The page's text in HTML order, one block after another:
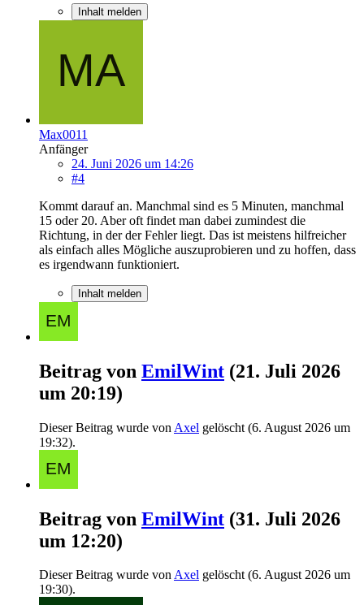
Inhalt melden
Max0011
Anfänger
24. Juni 2026 um 14:26
#4
Kommt darauf an. Manchmal sind es 5 Minuten, manchmal
15 oder 20. Aber oft findet man dabei zumindest die
Richtung, in der der Fehler liegt. Das ist meistens hilfreicher
als einfach alles Mögliche auszuprobieren und zu hoffen, dass
es irgendwann funktioniert.
Inhalt melden
Beitrag von EmilWint (21. Juli 2026
um 20:19)
Dieser Beitrag wurde von Axel gelöscht (6. August 2026 um
19:32).
Beitrag von EmilWint (31. Juli 2026
um 12:20)
Dieser Beitrag wurde vonAxel gelöscht (6. August 2026 um
19:30).